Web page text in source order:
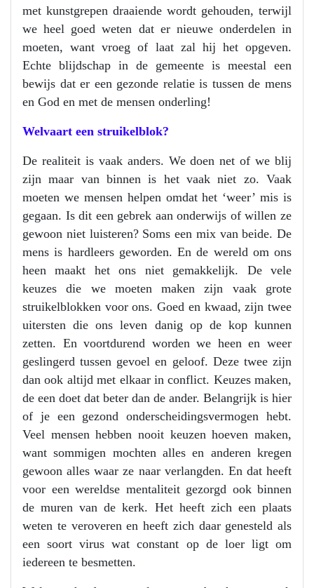
met kunstgrepen draaiende wordt gehouden, terwijl
we heel goed weten dat er nieuwe onderdelen in
moeten, want vroeg of laat zal hij het opgeven.
Echte blijdschap in de gemeente is meestal een
bewijs dat er een gezonde relatie is tussen de mens
en God en met de mensen onderling!
Welvaart een struikelblok?
De realiteit is vaak anders. We doen net of we blij
zijn maar van binnen is het vaak niet zo. Vaak
moeten we mensen helpen omdat het ‘weer’ mis is
gegaan. Is dit een gebrek aan onderwijs of willen ze
gewoon niet luisteren? Soms een mix van beide. De
mens is hardleers geworden. En de wereld om ons
heen maakt het ons niet gemakkelijk. De vele
keuzes die we moeten maken zijn vaak grote
struikelblokken voor ons. Goed en kwaad, zijn twee
uitersten die ons leven danig op de kop kunnen
zetten. En voortdurend worden we heen en weer
geslingerd tussen gevoel en geloof. Deze twee zijn
dan ook altijd met elkaar in conflict. Keuzes maken,
de een doet dat beter dan de ander. Belangrijk is hier
of je een gezond onderscheidingsvermogen hebt.
Veel mensen hebben nooit keuzen hoeven maken,
want sommigen mochten alles en anderen kregen
gewoon alles waar ze naar verlangden. En dat heeft
voor een wereldse mentaliteit gezorgd ook binnen
de muren van de kerk. Het heeft zich een plaats
weten te veroveren en heeft zich daar genesteld als
een soort virus wat constant op de loer ligt om
iedereen te besmetten.